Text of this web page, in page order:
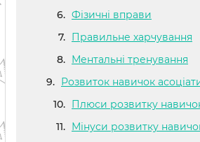
Фізичні вправи
Правильне харчування
Ментальні тренування
Розвиток навичок
Плюси розвитку
Мінуси розвитку